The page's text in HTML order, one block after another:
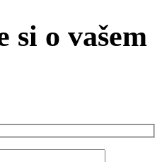
si o vašem